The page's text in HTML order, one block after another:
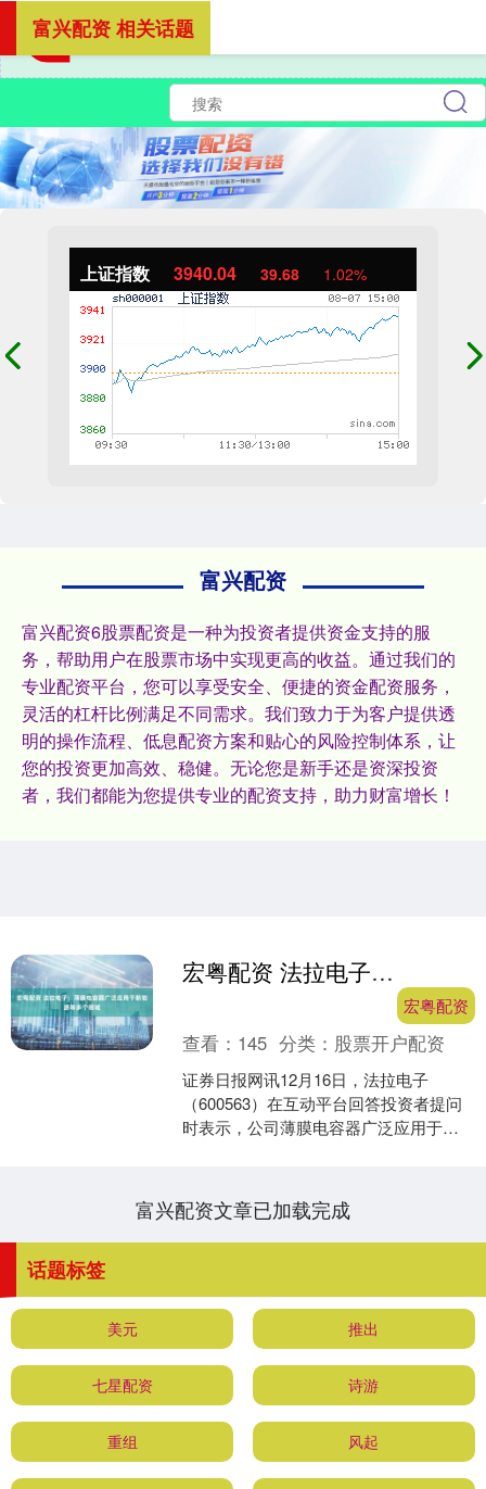
上证指数 3940.04 39.68 1.02%
富兴配资
富兴配资6股票配资是一种为投资者提供资金支持的服
务，帮助用户在股票市场中实现更高的收益。通过我们的
专业配资平台，您可以享受安全、便捷的资金配资服务，
灵活的杠杆比例满足不同需求。我们致力于为客户提供透
明的操作流程、低息配资方案和贴心的风险控制体系，让
您的投资更加高效、稳健。无论您是新手还是资深投资
者，我们都能为您提供专业的配资支持，助力财富增长！
富兴配资 相关话题
宏粤配资 法拉电子：薄膜电容器广泛应用于新能源等多个领域
宏粤配资
查看： 145 分类： 股票开户配资
证券日报网讯12月16日，法拉电子
（600563）在互动平台回答投资者提问
时表示，公司薄膜电容器广泛应用于家
富兴配资文章已加载完成
话题标签
美元 推出
七星配资 诗游
重组 风起